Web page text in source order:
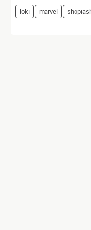
loki marvel